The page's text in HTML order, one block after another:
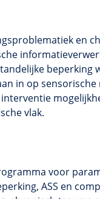
en
beperking
in op
vlak.
voor
ASS en